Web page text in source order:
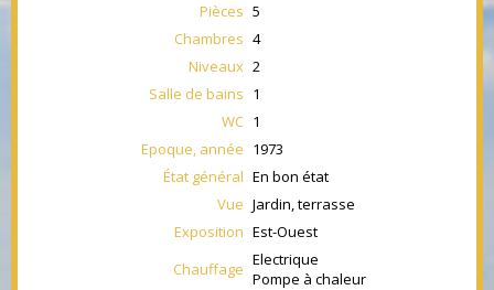
Pièces 5
Chambres 4
Niveaux 2
Salle de bains 1
WC 1
Epoque, année 1973
État général En bon état
Vue Jardin, terrasse
Exposition Est-Ouest
Chauffage Electrique
Pompe à chaleur